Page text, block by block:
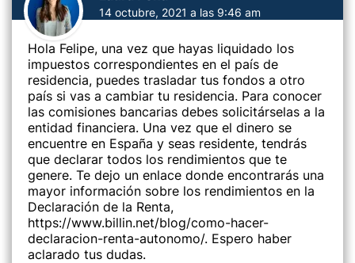
14 octubre, 2021 a las 9:46 am
Hola Felipe, una vez que hayas liquidado los
impuestos correspondientes en el país de
residencia, puedes trasladar tus fondos a otro
país si vas a cambiar tu residencia. Para conocer
las comisiones bancarias debes solicitárselas a la
entidad financiera. Una vez que el dinero se
encuentre en España y seas residente, tendrás
que declarar todos los rendimientos que te
genere. Te dejo un enlace donde encontrarás una
mayor información sobre los rendimientos en la
Declaración de la Renta,
https://www.billin.net/blog/como-hacer-
declaracion-renta-autonomo/. Espero haber
aclarado tus dudas.